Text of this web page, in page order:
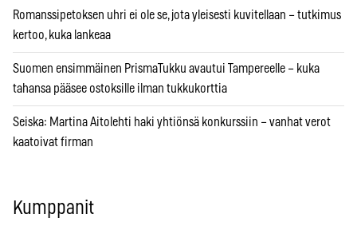
Romanssipetoksen uhri ei ole se, jota yleisesti kuvitellaan – tutkimus
kertoo, kuka lankeaa
Suomen ensimmäinen PrismaTukku avautui Tampereelle – kuka
tahansa pääsee ostoksille ilman tukkukorttia
Seiska: Martina Aitolehti haki yhtiönsä konkurssiin – vanhat verot
kaatoivat firman
Kumppanit